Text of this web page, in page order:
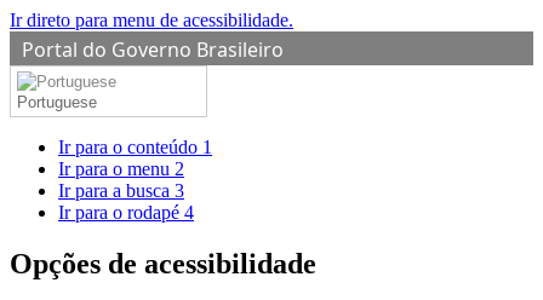
Ir direto para menu de acessibilidade.
Portal do Governo Brasileiro
Portuguese
Ir para o conteúdo 1
Ir para o menu 2
Ir para a busca 3
Ir para o rodapé 4
Opções de acessibilidade